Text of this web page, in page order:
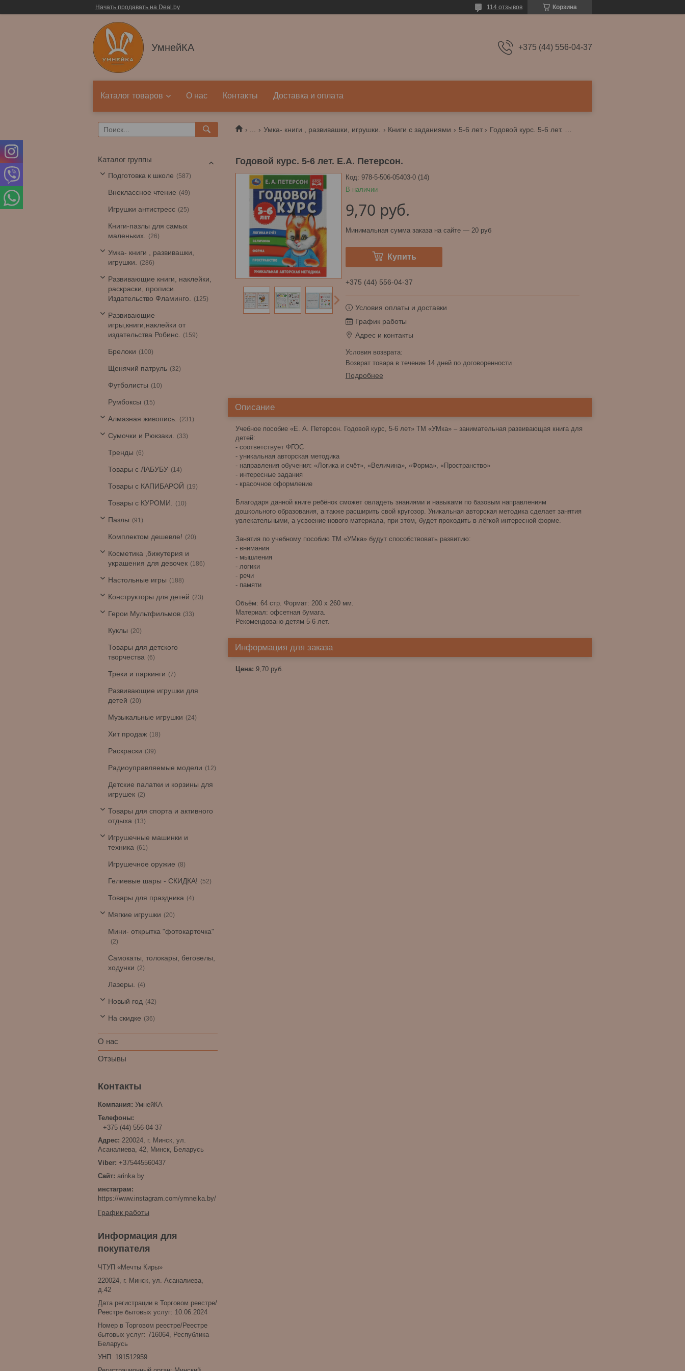
Начать продавать на Deal.by Корзина
114 отзывов
УмнейКА +375 (44) 556-04-37
Каталог товаров О нас Контакты Доставка и оплата
Умка- книги , развивашки, игрушки. Книги с заданиями 5-6 лет
Годовой курс. 5-6 лет. Е.А. Петерсон.
В наличии
Код: 978-5-506-05403-0 (14)
9,70 руб.
Минимальная сумма заказа на сайте — 20 руб
Купить
+375 (44) 556-04-37
Условия оплаты и доставки
График работы
Адрес и контакты
возврат товара в течение 14 дней по договоренности
Подробнее
Описание
Учебное пособие «Е. А. Петерсон. Годовой курс, 5-6 лет» ТМ «УМка» – занимательная развивающая книга для
детей:
- соответствует ФГОС
- уникальная авторская методика
- направления обучения: «Логика и счёт», «Величина», «Форма», «Пространство»
- интересные задания
- красочное оформление
Благодаря данной книге ребёнок сможет овладеть знаниями и навыками по базовым направлениям
дошкольного образования, а также расширить свой кругозор. Уникальная авторская методика сделает занятия
увлекательными, а усвоение нового материала, при этом, будет проходить в лёгкой интересной форме.
Занятия по учебному пособию ТМ «УМка» будут способствовать развитию:
- внимания
- мышления
- логики
- речи
- памяти
Объём: 64 стр. Формат: 200 х 260 мм.
Материал: офсетная бумага.
Рекомендовано детям 5-6 лет.
Информация для заказа
Цена: 9,70 руб.
Каталог группы
Подготовка к школе 587
Внеклассное чтение 49
Игрушки антистресс 25
Книги-пазлы для самых
маленьких.
26
Умка- книги , развивашки,
игрушки.
286
Развивающие книги, наклейки,
раскраски, прописи.
Издательство Фламинго.
125
Развивающие
игры,книги,наклейки от
издательства Робинс.
159
Брелоки 100
Щенячий патруль 32
Футболисты 10
Румбоксы 15
Алмазная живопись. 231
Сумочки и Рюкзаки. 33
Тренды 6
Товары с ЛАБУБУ 14
Товары с КАПИБАРОЙ 19
Товары с КУРОМИ. 10
Пазлы 91
Комплектом дешевле! 20
Косметика ,бижутерия и
украшения для девочек
186
Настольные игры 188
Конструкторы для детей 23
Герои Мультфильмов 33
Куклы 20
Товары для детского
творчества
6
Треки и паркинги 7
Развивающие игрушки для
детей
20
Музыкальные игрушки 24
Хит продаж 18
Раскраски 39
Радиоуправляемые модели 12
Детские палатки и корзины для
игрушек
2
Товары для спорта и активного
отдыха
13
Игрушечные машинки и
техника
61
Игрушечное оружие 8
Гелиевые шары - СКИДКА! 52
Товары для праздника 4
Мягкие игрушки 20
Мини- открытка "фотокарточка"
2
Самокаты, толокары, беговелы,
ходунки
2
Лазеры. 4
Новый год 42
На скидке 36
О нас
Отзывы
УмнейКА
+375 (44) 556-04-37
220024, г. Минск, ул.
Асаналиева, 42, Минск, Беларусь
+375445560437
arinka.by
инстаграм
https://www.instagram.com/ymneika.by/
График работы
Информация для
покупателя
ЧТУП «Мечты Киры»
220024, г. Минск, ул. Асаналиева,
д.42
Дата регистрации в Торговом реестре/
Реестре бытовых услуг: 10.06.2024
Номер в Торговом реестре/Реестре
бытовых услуг: 716064, Республика
Беларусь
УНП: 191512959